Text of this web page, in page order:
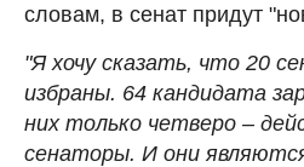
словам, в сенат придут
"Я хочу сказать, что 20
избраны. 64 кандидата
них только четверо –
сенаторы. И они